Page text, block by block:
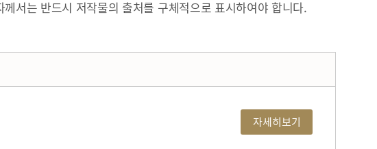
서는 반드시 저작물의 출처를 구체적으로 표시하여야 합니다.
자세히보기